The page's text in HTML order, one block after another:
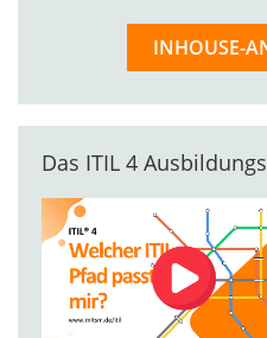
INHOUSE-
Das ITIL 4